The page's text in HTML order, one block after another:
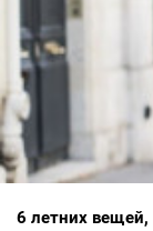
6 летних вещей,